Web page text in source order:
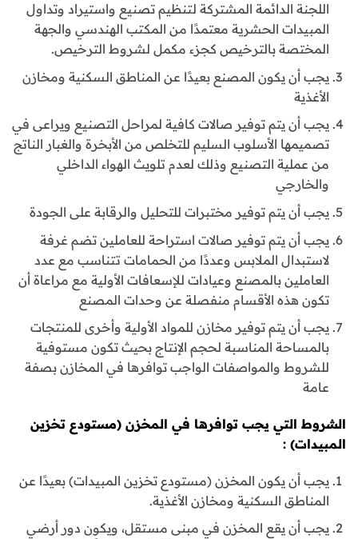
اللجنة الدائمة المشتركة لتنظيم تصنيع واستيراد وتداول
المبيدات الحشرية معتمدًا من المكتب الهندسي والجهة
المختصة بالترخيص كجزء مكمل لشروط الترخيص.
يجب أن يكون المصنع بعيدًا عن المناطق السكنية ومخازن
الأغذية
يجب أن يتم توفير صالات كافية لمراحل التصنيع ويراعى في
تصميمها الأسلوب السليم للتخلص من الأبخرة والغبار الناتج
من عملية التصنيع وذلك لعدم تلويث الهواء الداخلي
والخارجي
يجب أن يتم توفير مختبرات للتحليل والرقابة على الجودة
يجب أن يتم توفير صالات استراحة للعاملين تضم غرفة
لاستبدال الملابس وعددًا من الحمامات تتناسب مع عدد
العاملين بالمصنع وعيادات للإسعافات الأولية مع مراعاة أن
تكون هذه الأقسام منفصلة عن وحدات المصنع
يجب أن يتم توفير مخازن للمواد الأولية وأخرى للمنتجات
بالمساحة المناسبة لحجم الإنتاج بحيث تكون مستوفية
للشروط والمواصفات الواجب توافرها في المخازن بصفة
عامة
الشروط التي يجب توافرها في المخزن (مستودع تخزين
المبيدات) :
يجب أن يكون المخزن (مستودع تخزين المبيدات) بعيدًا عن
المناطق السكنية ومخازن الأغذية.
يجب أن يقع المخزن في مبنى مستقل، ويكون دور أرضي